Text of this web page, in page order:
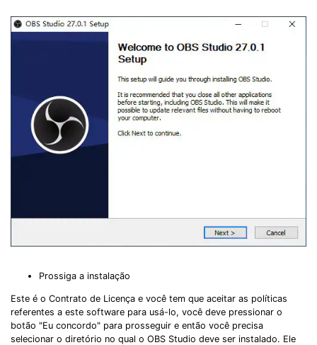
Prossiga a instalação
Este é o Contrato de Licença e você tem que aceitar as políticas
referentes a este software para usá-lo, você deve pressionar o
botão "Eu concordo" para prosseguir e então você precisa
selecionar o diretório no qual o OBS Studio deve ser instalado. Ele